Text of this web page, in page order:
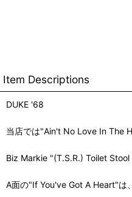
Item Descriptions
DUKE '68
当店では"Ain't No Love In The
Biz Markie "(T.S.R.) Toilet Stool
A面の"If You've Got A Heart"は